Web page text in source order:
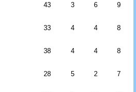
43 3 6 9
33 4 4 8
38 4 4 8
28 5 2 7